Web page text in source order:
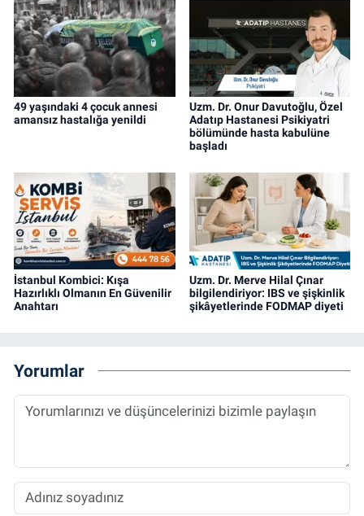
49 yaşındaki 4 çocuk annesi
amansız hastalığa yenildi
Uzm. Dr. Onur Davutoğlu, Özel
Adatıp Hastanesi Psikiyatri
bölümünde hasta kabulüne
başladı
İstanbul Kombici: Kışa
Hazırlıklı Olmanın En Güvenilir
Anahtarı
Uzm. Dr. Merve Hilal Çınar
bilgilendiriyor: IBS ve şişkinlik
şikâyetlerinde FODMAP diyeti
Yorumlar